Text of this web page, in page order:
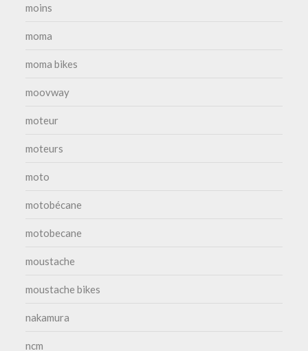
moins
moma
moma bikes
moovway
moteur
moteurs
moto
motobécane
motobecane
moustache
moustache bikes
nakamura
ncm